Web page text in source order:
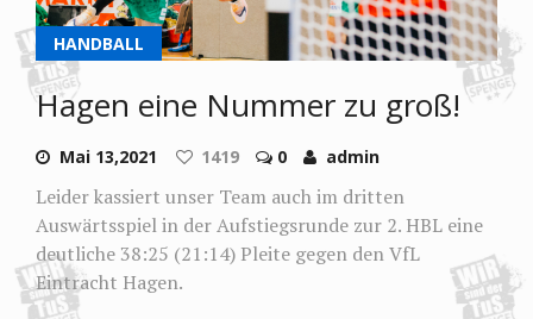
HANDBALL
Hagen eine Nummer zu groß!
Mai 13,2021 1419 0 admin
Leider kassiert unser Team auch im dritten
Auswärtsspiel in der Aufstiegsrunde zur 2. HBL eine
deutliche 38:25 (21:14) Pleite gegen den VfL
Eintracht Hagen.